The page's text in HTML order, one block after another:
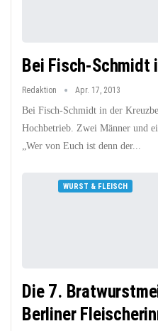
Bei Fisch-Schmidt
Redaktion Apr. 17, 2013
Bei Fisch-Schmidt in der
Hochbetrieb. Zwei Männer und
„Wer von Euch ist denn der...
WURST & FLEISCH
Die 7.
Berliner